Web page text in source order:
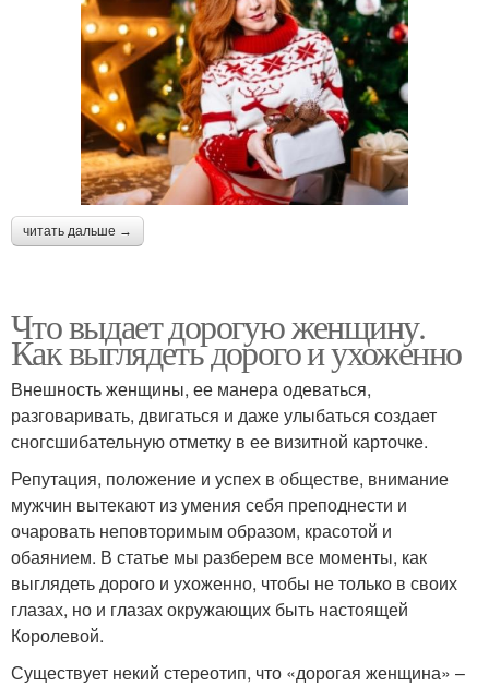
читать дальше →
Что выдает дорогую женщину.
Как выглядеть дорого и ухоженно
Внешность женщины, ее манера одеваться,
разговаривать, двигаться и даже улыбаться создает
сногсшибательную отметку в ее визитной карточке.
Репутация, положение и успех в обществе, внимание
мужчин вытекают из умения себя преподнести и
очаровать неповторимым образом, красотой и
обаянием. В статье мы разберем все моменты, как
выглядеть дорого и ухоженно, чтобы не только в своих
глазах, но и глазах окружающих быть настоящей
Королевой.
Существует некий стереотип, что «дорогая женщина» –